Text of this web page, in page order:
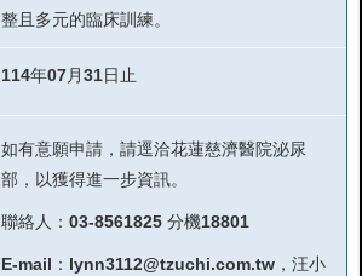
整且多元的臨床訓練。
114年07月31日止
如有意願申請，請逕洽花蓮慈濟醫院泌尿
部，以獲得進一步資訊。
聯絡人：03-8561825 分機18801
E-mail： lynn3112@tzuchi.com.tw ，汪小